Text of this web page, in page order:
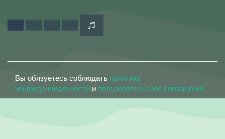
Вы обязуетесь соблюдать политику
конфиденциальности и пользовательское соглашение